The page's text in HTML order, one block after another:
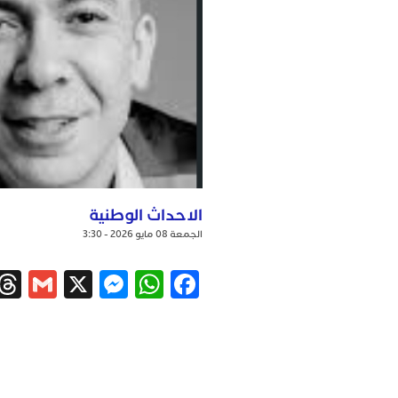
الاحداث الوطنية
الجمعة 08 مايو 2026 - 3:30
Facebook
WhatsApp
X